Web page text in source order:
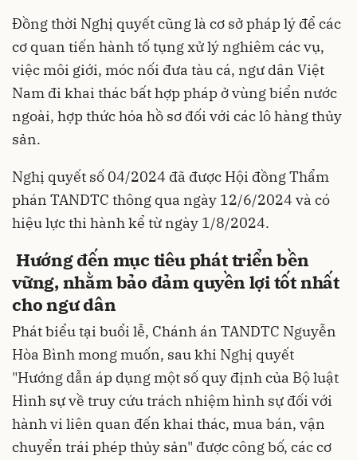
Đồng thời Nghị quyết cũng là cơ sở pháp lý để các
cơ quan tiến hành tố tụng xử lý nghiêm các vụ,
việc môi giới, móc nối đưa tàu cá, ngư dân Việt
Nam đi khai thác bất hợp pháp ở vùng biển nước
ngoài, hợp thức hóa hồ sơ đối với các lô hàng thủy
sản.
Nghị quyết số 04/2024 đã được Hội đồng Thẩm
phán TANDTC thông qua ngày 12/6/2024 và có
hiệu lực thi hành kể từ ngày 1/8/2024.
Hướng đến mục tiêu phát triển bền
vững, nhằm bảo đảm quyền lợi tốt nhất
cho ngư dân
Phát biểu tại buổi lễ, Chánh án TANDTC Nguyễn
Hòa Bình mong muốn, sau khi Nghị quyết
"Hướng dẫn áp dụng một số quy định của Bộ luật
Hình sự về truy cứu trách nhiệm hình sự đối với
hành vi liên quan đến khai thác, mua bán, vận
chuyển trái phép thủy sản" được công bố, các cơ